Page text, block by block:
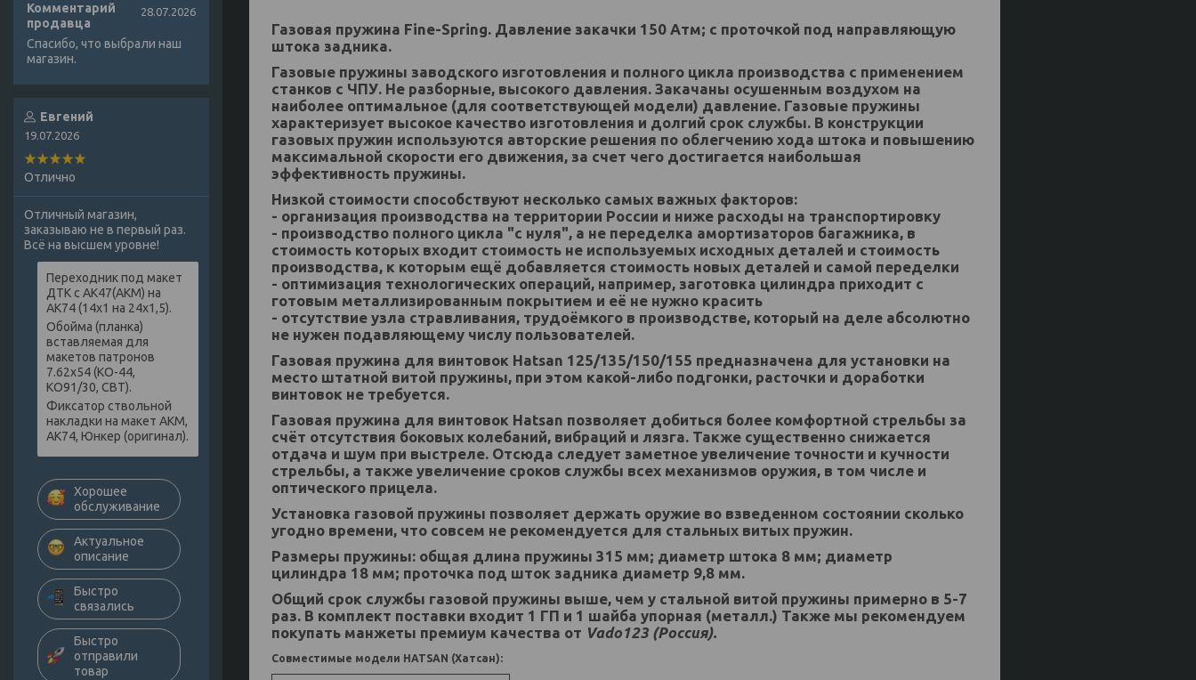
Газовая пружина Fine-Spring. Давление закачки 150 Атм; с проточкой под направляющую
штока задника.
Газовые пружины заводского изготовления и полного цикла производства с применением
станков с ЧПУ. Не разборные, высокого давления. Закачаны осушенным воздухом на
наиболее оптимальное (для соответствующей модели) давление. Газовые пружины
характеризует высокое качество изготовления и долгий срок службы. В конструкции
газовых пружин используются авторские решения по облегчению хода штока и повышению
максимальной скорости его движения, за счет чего достигается наибольшая
эффективность пружины.
Низкой стоимости способствуют несколько самых важных факторов:
- организация производства на территории России и ниже расходы на транспортировку
- производство полного цикла "с нуля", а не переделка амортизаторов багажника, в
стоимость которых входит стоимость не используемых исходных деталей и стоимость
производства, к которым ещё добавляется стоимость новых деталей и самой переделки
- оптимизация технологических операций, например, заготовка цилиндра приходит с
готовым металлизированным покрытием и её не нужно красить
- отсутствие узла стравливания, трудоёмкого в производстве, который на деле абсолютно
не нужен подавляющему числу пользователей.
Газовая пружина для винтовок Hatsan 125/135/150/155 предназначена для установки на
место штатной витой пружины, при этом какой-либо подгонки, расточки и доработки
винтовок не требуется.
Газовая пружина для винтовок Hatsan позволяет добиться более комфортной стрельбы за
счёт отсутствия боковых колебаний, вибраций и лязга. Также существенно снижается
отдача и шум при выстреле. Отсюда следует заметное увеличение точности и кучности
стрельбы, а также увеличение сроков службы всех механизмов оружия, в том числе и
оптического прицела.
Установка газовой пружины позволяет держать оружие во взведенном состоянии сколько
угодно времени, что совсем не рекомендуется для стальных витых пружин.
Размеры пружины: общая длина пружины 315 мм; диаметр штока 8 мм; диаметр
цилиндра 18 мм; проточка под шток задника диаметр 9,8 мм.
Общий срок службы газовой пружины выше, чем у стальной витой пружины примерно в 5-7
раз. В комплект поставки входит 1 ГП и 1 шайба упорная (металл.) Также мы рекомендуем
покупать манжеты премиум качества от Vado123 (Россия).
Совместимые модели HATSAN (Хатсан):
Комментарий
продавца
28.07.2026
Спасибо, что выбрали наш
магазин.
Евгений
19.07.2026
Отлично
Отличный магазин,
заказываю не в первый раз.
Всё на высшем уровне!
Переходник под макет
ДТК с АК47(АКМ) на
АК74 (14х1 на 24х1,5).
Обойма (планка)
вставляемая для
макетов патронов
7.62х54 (КО-44,
КО91/30, СВТ).
Фиксатор ствольной
накладки на макет АКМ,
АК74, Юнкер (оригинал).
Хорошее
обслуживание
Актуальное
описание
Быстро
связались
Быстро
отправили
товар